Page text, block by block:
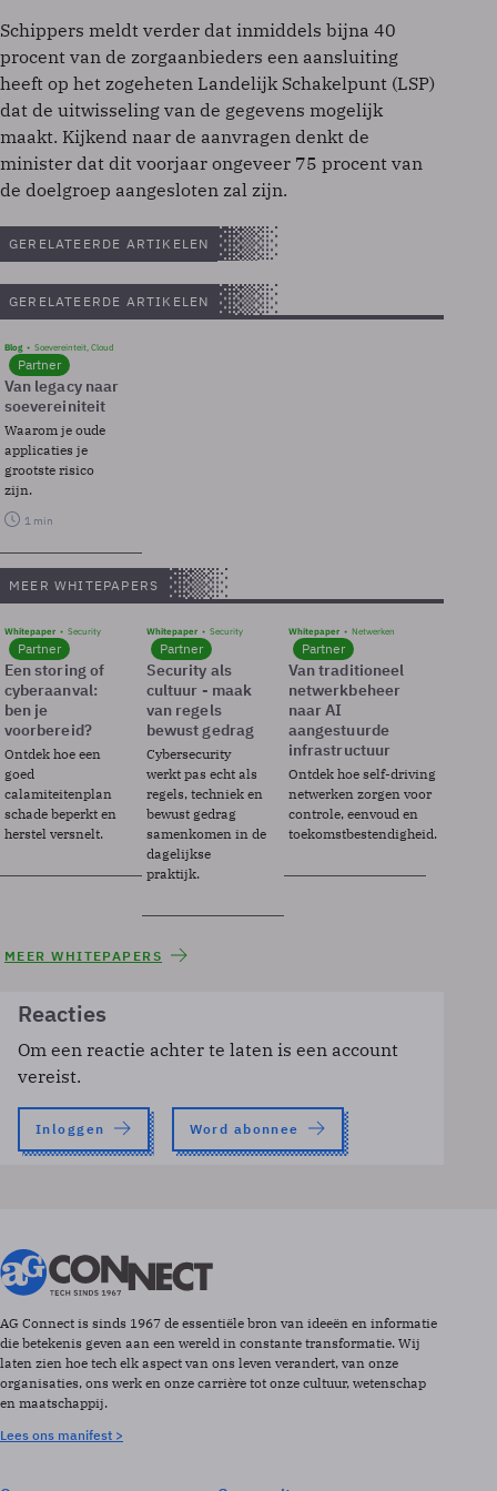
Schippers meldt verder dat inmiddels bijna 40
procent van de zorgaanbieders een aansluiting
heeft op het zogeheten Landelijk Schakelpunt (LSP)
dat de uitwisseling van de gegevens mogelijk
maakt. Kijkend naar de aanvragen denkt de
minister dat dit voorjaar ongeveer 75 procent van
de doelgroep aangesloten zal zijn.
GERELATEERDE ARTIKELEN
GERELATEERDE ARTIKELEN
Blog Soevereinteit, Cloud
Partner
Van legacy naar
soevereiniteit
Waarom je oude
applicaties je
grootste risico
zijn.
1 min
MEER WHITEPAPERS
Whitepaper Security
Partner
Een storing of
cyberaanval:
ben je
voorbereid?
Ontdek hoe een
goed
calamiteitenplan
schade beperkt en
herstel versnelt.
Whitepaper Security
Partner
Security als
cultuur - maak
van regels
bewust gedrag
Cybersecurity
werkt pas echt als
regels, techniek en
bewust gedrag
samenkomen in de
dagelijkse
praktijk.
Whitepaper Netwerken
Partner
Van traditioneel
netwerkbeheer
naar AI
aangestuurde
infrastructuur
Ontdek hoe self-driving
netwerken zorgen voor
controle, eenvoud en
toekomstbestendigheid.
MEER WHITEPAPERS
Reacties
Om een reactie achter te laten is een account
vereist.
Inloggen Word abonnee
AG Connect is sinds 1967 de essentiële bron van ideeën en informatie
die betekenis geven aan een wereld in constante transformatie. Wij
laten zien hoe tech elk aspect van ons leven verandert, van onze
organisaties, ons werk en onze carrière tot onze cultuur, wetenschap
en maatschappij.
Lees ons manifest >